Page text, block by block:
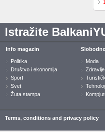
Istražite
Info magazin
Politika
Društvo i ekonomija
Sport
Svet
Žuta stampa
Moda
Zdravlje
Terms, conditions and privacy policy